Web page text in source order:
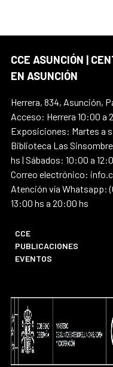
CCE ASUNCIÓN |
EN ASUNCIÓN
Herrera, 834, Asunción,
Acceso: Herrera 10:00 a
Exposiciones: Martes a
Biblioteca Las
hs | Sábados: 10:00 a
Correo electrónico:
Atención vía Whatsapp:
13:00 hs a 20:00 hs
CCE
PUBLICACIONES
EVENTOS